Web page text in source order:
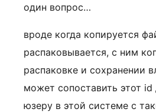
один вопрос…
вроде когда копируется
распаковывается, с ним
распаковке и сохранении
может сопоставить этот
юзеру в этой системе с